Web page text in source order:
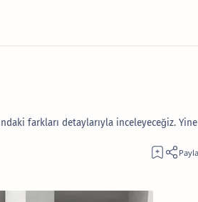
farkları detaylarıyla inceleyeceğiz. Yine